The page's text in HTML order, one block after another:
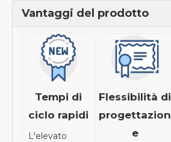
Vantaggi del prodotto
Tempi di
ciclo rapidi
L'elevato
Flessibilità di
progettazion
e